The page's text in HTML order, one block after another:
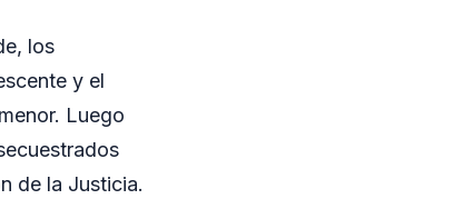
los
y el
Luego
de la Justicia.